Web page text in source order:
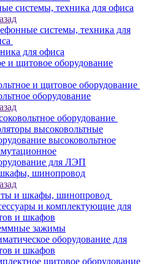
системы, техника для офиса
системы, техника для
для офиса
и щитовое оборудование
и щитовое оборудование
оборудование
оборудование
высоковольтные
высоковольтное
для ЛЭП
шинопровод
и шкафы, шинопровод
и комплектующие для
и шкафов
зажимы
оборудование для
и шкафов
щитовое оборудование